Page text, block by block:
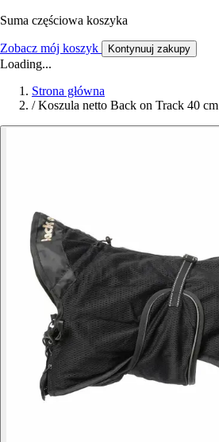
Suma częściowa koszyka
Zobacz mój koszyk Kontynuuj zakupy
Loading...
Strona główna
/ Koszula netto Back on Track 40 cm